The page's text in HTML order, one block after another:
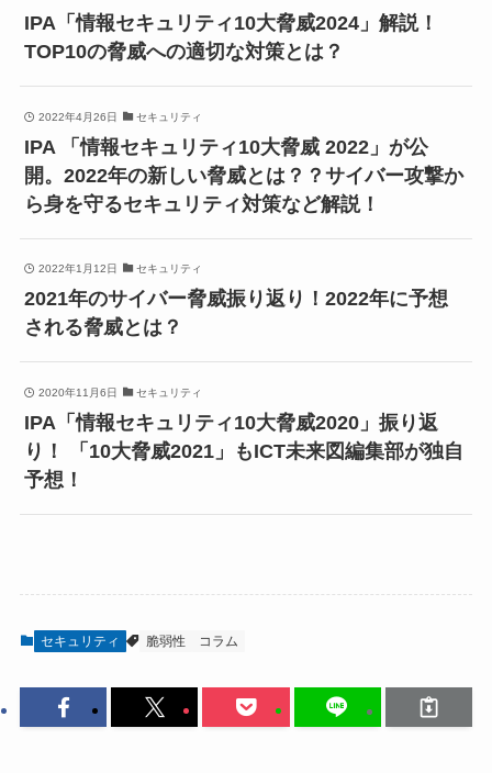
IPA「情報セキュリティ10大脅威2024」解説！
TOP10の脅威への適切な対策とは？
2022年4月26日 セキュリティ
IPA 「情報セキュリティ10大脅威 2022」が公
開。2022年の新しい脅威とは？？サイバー攻撃か
ら身を守るセキュリティ対策など解説！
2022年1月12日 セキュリティ
2021年のサイバー脅威振り返り！2022年に予想
される脅威とは？
2020年11月6日 セキュリティ
IPA「情報セキュリティ10大脅威2020」振り返
り！ 「10大脅威2021」もICT未来図編集部が独自
予想！
セキュリティ 脆弱性 コラム